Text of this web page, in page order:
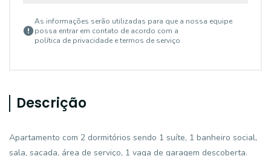
As informações serão utilizadas para que a nossa equipe
possa entrar em contato de acordo com a
política de privacidade e termos de serviço
Descrição
Apartamento com 2 dormitórios sendo 1 suíte, 1 banheiro social,
sala, sacada, área de serviço, 1 vaga de garagem descoberta.